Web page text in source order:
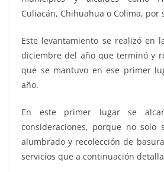
Culiacán, Chihuahua o Colima, por
Este levantamiento se realizó en
diciembre del año que terminó y
que se mantuvo en ese primer
año.
En este primer lugar se
consideraciones, porque no solo
alumbrado y recolección de
servicios que a continuación